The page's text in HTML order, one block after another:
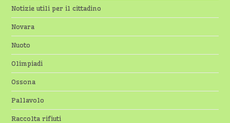
Notizie utili per il cittadino
Novara
Nuoto
Olimpiadi
Ossona
Pallavolo
Raccolta rifiuti